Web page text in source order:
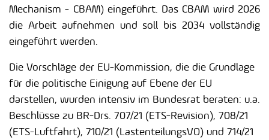
Mechanism - CBAM) eingeführt. Das CBAM wird 2026
die Arbeit aufnehmen und soll bis 2034 vollständig
eingeführt werden.
Die Vorschläge der EU-Kommission, die die Grundlage
für die politische Einigung auf Ebene der EU
darstellen, wurden intensiv im Bundesrat beraten: u.a.
Beschlüsse zu BR-Drs. 707/21 (ETS-Revision), 708/21
(ETS-Luftfahrt), 710/21 (LastenteilungsVO) und 714/21